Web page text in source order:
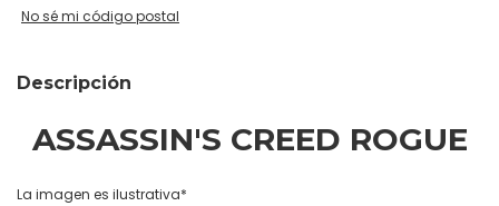
No sé mi código postal
Descripción
ASSASSIN'S CREED ROGUE
La imagen es ilustrativa*